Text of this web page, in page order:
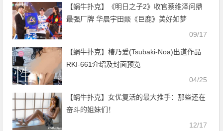
【蜗牛扑克】《明日之子2》收官蔡维泽问鼎
最强厂牌 华晨宇田燚《巨鹿》美好如梦
09/17
【蜗牛扑克】椿乃爱(Tsubaki-Noa)出道作品
RKI-661介绍及封面预览
04/25
【蜗牛扑克】女优复活的最大推手：那些还在
奋斗的姐妹们！
12/17